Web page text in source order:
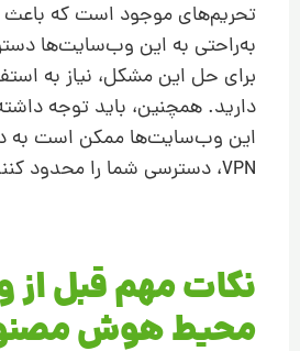
تحریم‌های موجود است که باعث
به‌راحتی به این وب‌سایت‌ها
دارید. همچنین، باید توجه
این وب‌سایت‌ها ممکن است به
VPN، دسترسی شما را محدود کنند.
نکات مهم قبل از
محیط هوش